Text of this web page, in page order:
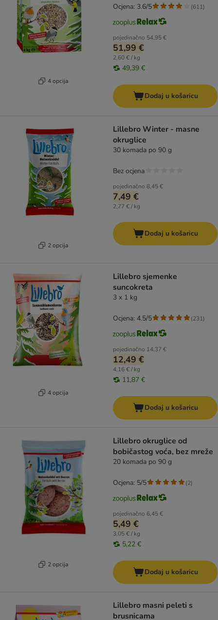
4 opcija
pojedinačno 54,95 €
51,99 €
2,60 € / kg
49,39 €
Ocjena: 3.6/5 (611)
Dodaj u košaricu
2 opcija
Lillebro Winter - masne
okruglice
30 komada po 90 g
pojedinačno 8,45 €
7,49 €
2,77 € / kg
Bez ocjena
Dodaj u košaricu
4 opcija
Lillebro sjemenke
suncokreta
3 x 1 kg
pojedinačno 14,37 €
12,49 €
4,16 € / kg
11,87 €
Ocjena: 4.5/5 (231)
Dodaj u košaricu
2 opcija
Lillebro okruglice od
bobičastog voća, bez mreže
20 komada po 90 g
pojedinačno 6,45 €
5,49 €
3,05 € / kg
5,22 €
Ocjena: 5/5 (2)
Dodaj u košaricu
Lillebro masni peleti s
brusnicama